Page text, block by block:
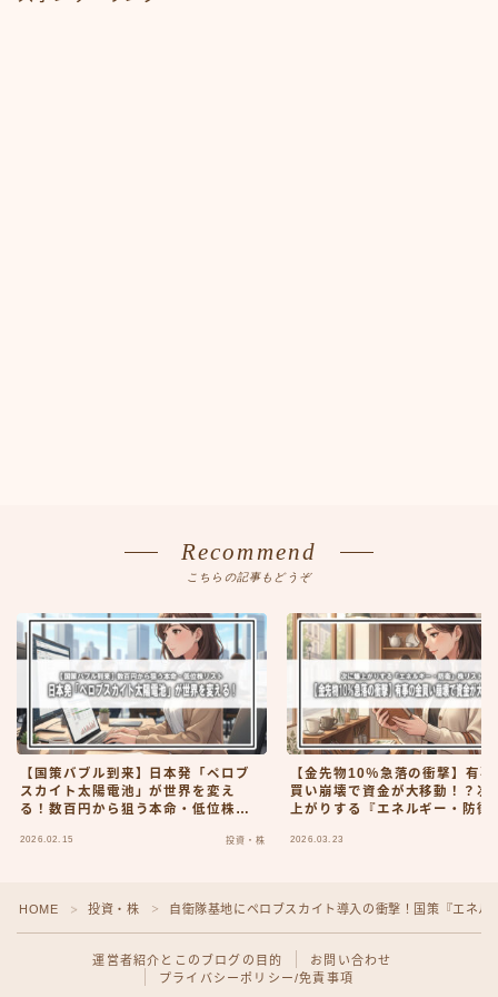
Recommend
こちらの記事もどうぞ
【国策バブル到来】日本発「ペロブ
スカイト太陽電池」が世界を変え
る！数百円から狙う本命・低位株リ
2026.02.15 投資・株
【金先物10％急落の衝撃】有事
買い崩壊で資金が大移動！？次
上がりする『エネルギー・防衛
2026.03.23
HOME ＞ 投資・株 ＞ 自衛隊基地にペロブスカイト導入の衝撃！国策『エネ
運営者紹介とこのブログの目的
お問い合わせ
プライバシーポリシー/免責事項